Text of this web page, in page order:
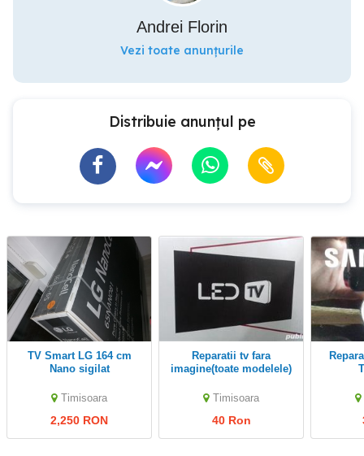
Andrei Florin
Vezi toate anunțurile
Distribuie anunțul pe
TV Smart LG 164 cm
Nano sigilat
Timisoara
2,250 RON
Reparatii tv fara
imagine(toate modelele)
Timisoara
40 Ron
reparatii tv Samsung